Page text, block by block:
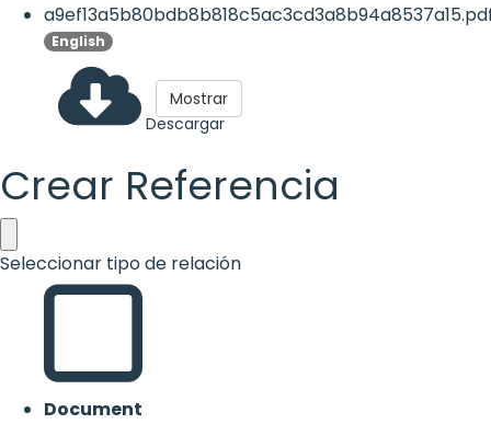
English
Descargar
Mostrar
Crear Referencia
Seleccionar tipo de relación
Document